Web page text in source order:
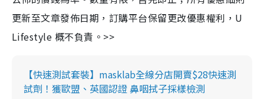
更新至文章發佈日期，訂購平台保留更改優惠權利，U
Lifestyle 概不負責。>>
【快速測試套裝】masklab全線分店開賣$28快速測
試劑！獲歐盟、英國認證 鼻咽拭子採樣檢測